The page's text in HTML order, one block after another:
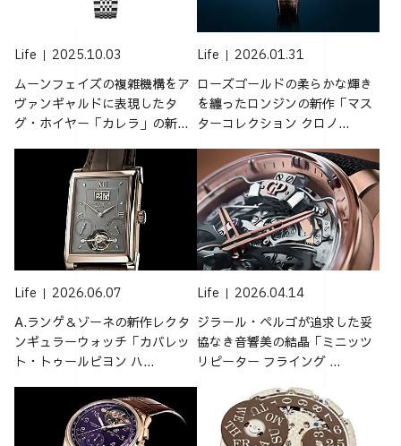
Life 2025.10.03
ムーンフェイズの複雑機構をア
ヴァンギャルドに表現したタ
グ・ホイヤー「カレラ」の新...
Life 2026.01.31
ローズゴールドの柔らかな輝き
を纏ったロンジンの新作「マス
ターコレクション クロノ...
Life 2026.06.07
A.ランゲ＆ゾーネの新作レクタ
ンギュラーウォッチ「カバレッ
ト・トゥールビヨン ハ...
Life 2026.04.14
ジラール・ペルゴが追求した妥
協なき音響美の結晶「ミニッツ
リピーター フライング ...